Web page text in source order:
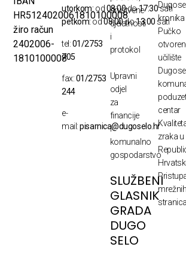
HR5124020061810100008
žiro račun
2402006-
1810100008
utorkom: od08:00do17:30sati
petkom:od08:00do13:00 sati
tel:01/2753
705
fax:01/2753
244
e-
mail:pisarnica@dugoselo.hr
društvene
djelatnosti
i
protokol
Upravni
odjel
za
financije
i
komunalno
gospodarstvo
SLUŽBENI
GLASNIK
GRADA
DUGO
SELO
kronika
Pučko
učilište
centar
zraka u
mrežnih
stranica